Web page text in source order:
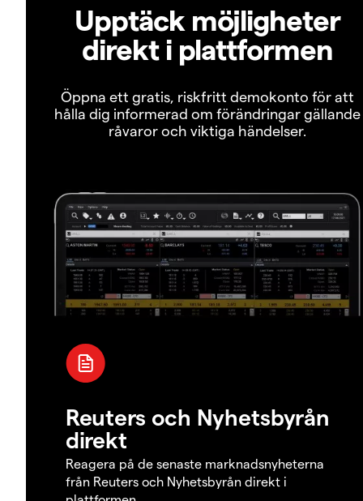
Upptäck möjligheter
direkt i plattformen
Öppna ett gratis, riskfritt demokonto för att
hålla dig informerad om förändringar gällande
råvaror och viktiga händelser.
Reuters och Nyhetsbyrån
direkt
Reagera på de senaste marknadsnyheterna
från Reuters och Nyhetsbyrån direkt i